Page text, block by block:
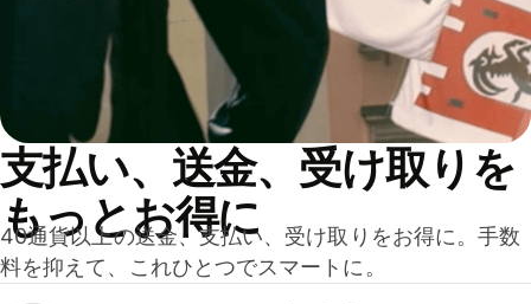
支払い、送金、受け取りを
もっとお得に
40通貨以上の送金、支払い、受け取りをお得に。手数
料を抑えて、これひとつでスマートに。